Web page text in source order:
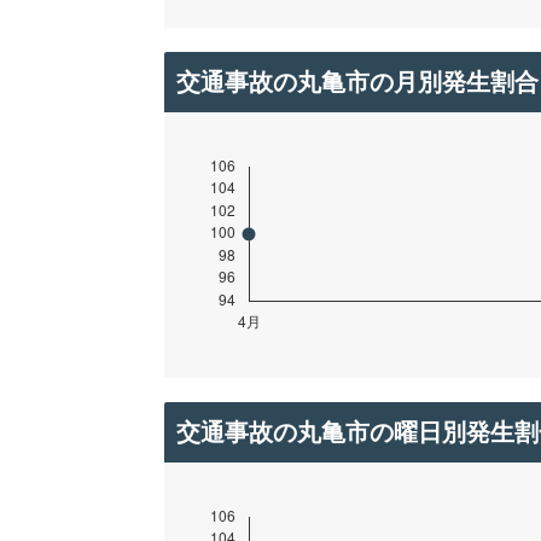
交通事故の丸亀市の月別発生割合
交通事故の丸亀市の曜日別発生